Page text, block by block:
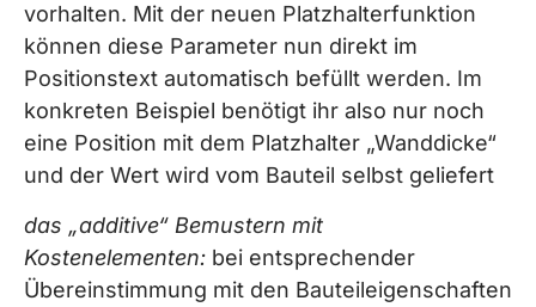
vorhalten. Mit der neuen Platzhalterfunktion
können diese Parameter nun direkt im
Positionstext automatisch befüllt werden. Im
konkreten Beispiel benötigt ihr also nur noch
eine Position mit dem Platzhalter „Wanddicke“
und der Wert wird vom Bauteil selbst geliefert
das „additive“ Bemustern mit
Kostenelementen: bei entsprechender
Übereinstimmung mit den Bauteileigenschaften